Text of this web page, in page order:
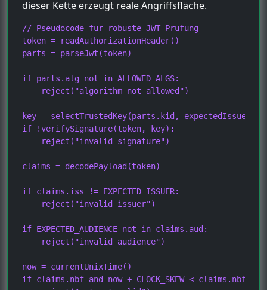
dieser Kette erzeugt reale Angriffsfläche.
// Pseudocode für robuste JWT-Prüfung
token = readAuthorizationHeader()
parts = parseJwt(token)
if parts.alg not in ALLOWED_ALGS:
    reject("algorithm not allowed")
key = selectTrustedKey(parts.kid, expectedIssuer)
if !verifySignature(token, key):
    reject("invalid signature")
claims = decodePayload(token)
if claims.iss != EXPECTED_ISSUER:
    reject("invalid issuer")
if EXPECTED_AUDIENCE not in claims.aud:
    reject("invalid audience")
now = currentUnixTime()
if claims.nbf and now + CLOCK_SKEW < claims.nbf: